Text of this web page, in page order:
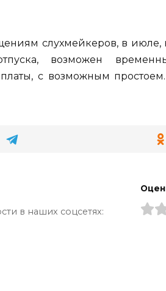
слухмейкеров, в июле,
возможен
с возможным
в наших соцсетях: